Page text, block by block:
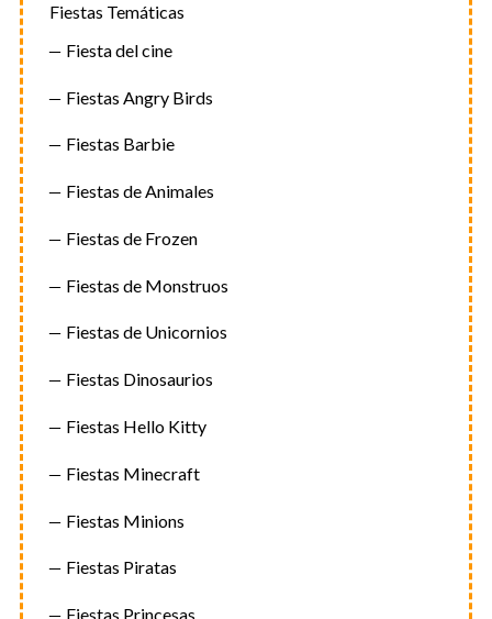
Fiestas Temáticas
Fiesta del cine
Fiestas Angry Birds
Fiestas Barbie
Fiestas de Animales
Fiestas de Frozen
Fiestas de Monstruos
Fiestas de Unicornios
Fiestas Dinosaurios
Fiestas Hello Kitty
Fiestas Minecraft
Fiestas Minions
Fiestas Piratas
Fiestas Princesas